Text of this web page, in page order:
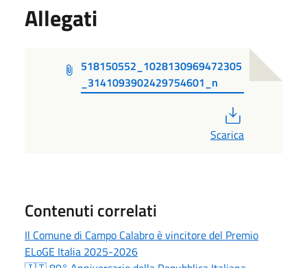
Allegati
518150552_1028130969472305
_3141093902429754601_n
Scarica
Contenuti correlati
Il Comune di Campo Calabro è vincitore del Premio
ELoGE Italia 2025-2026